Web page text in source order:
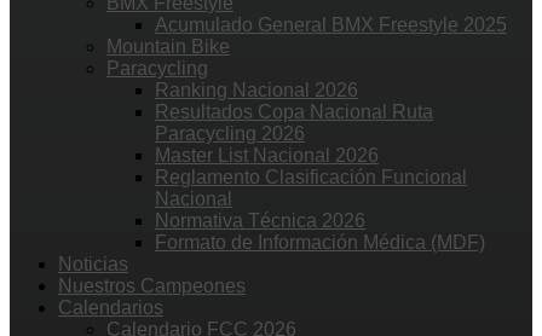
Acumulado General BMX Freestyle 2025
Mountain Bike
Paracycling
Ranking Nacional 2026
Resultados Copa Nacional Ruta
Paracycling 2026
Master List Nacional 2026
Reglamento Clasificación Funcional
Nacional
Normativa Técnica 2026
Formato de Información Médica (MDF)
Noticias
Nuestros Campeones
Calendarios
Calendario FCC 2026